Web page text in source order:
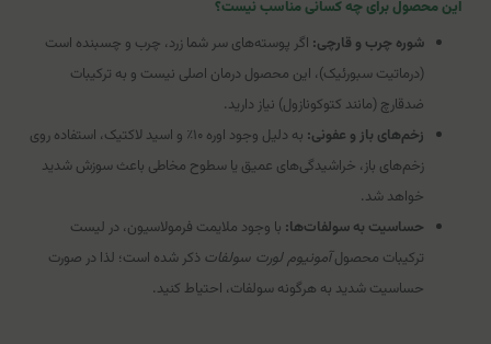
این محصول برای چه کسانی مناسب نیست؟
شوره چرب و قارچی: اگر پوسته‌های سر شما زرد، چرب و چسبنده است
(درماتیت سبورئیک)، این محصول درمان اصلی نیست و به ترکیبات
ضدقارچ (مانند کتوکونازول) نیاز دارید.
زخم‌های باز و عفونی:
به دلیل وجود اوره ۱۰٪ و اسید لاکتیک، استفاده روی
زخم‌های باز، خراشیدگی‌های عمیق یا سطوح مخاطی باعث سوزش شدید
خواهد شد.
حساسیت به سولفات‌ها: با وجود ملایمت فرمولاسیون، در لیست
ترکیبات محصولآمونیوم لورت سولفات ذکر شده است؛ لذا در صورت
حساسیت شدید به هرگونه سولفات، احتیاط کنید.